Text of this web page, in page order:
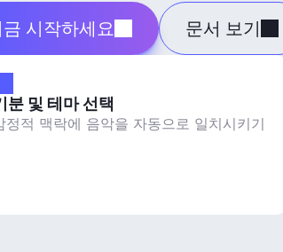
금 시작하세요
문서 보기
분 및 테마 선택
정적 맥락에 음악을 자동으로 일치시키기